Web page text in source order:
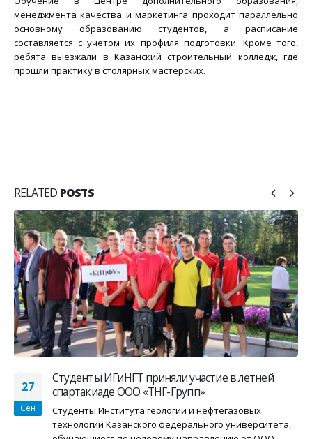
менеджмента качества и маркетинга проходит параллельно
основному образованию студентов, а расписание
составляется с учетом их профиля подготовки. Кроме того,
ребята выезжали в Казанский строительный колледж, где
прошли практику в столярных мастерских.
RELATED POSTS
27
Сен
Студенты ИГиНГТ приняли участие в летней
спартакиаде ООО «ТНГ-Групп»
Студенты Института геологии и нефтегазовых
технологий Казанского федерального университета,